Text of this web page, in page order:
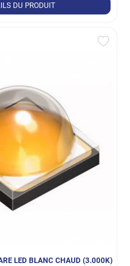
DU PRODUIT
LED BLANC CHAUD (3.000K)